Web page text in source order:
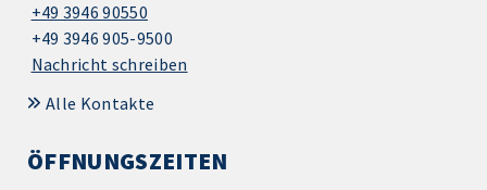
+49 3946 90550
+49 3946 905-9500
Nachricht schreiben
Alle Kontakte
ÖFFNUNGSZEITEN